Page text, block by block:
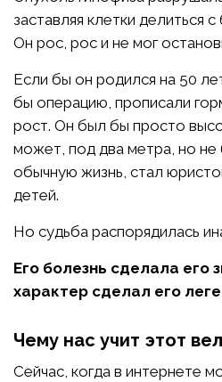
заставляя клетки делиться
Он рос, рос и не мог
Если бы он родился на 50
бы операцию, прописали
рост. Он был бы просто
может, под два метра, но
обычную жизнь, стал
детей.
Но судьба распорядилась
Его болезнь сделала его
характер сделал его
Чему нас учит этот
Сейчас, когда в интернете